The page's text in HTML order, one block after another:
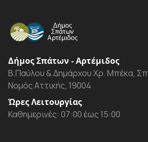
Δήμος Σπάτων - Αρτέμιδος
Β.Παύλου & Δημάρχου Χρ. Μπέκα,
Νομός Αττικής, 19004
Ώρες Λειτουργίας
Καθημερινές: 07:00 έως 15:00